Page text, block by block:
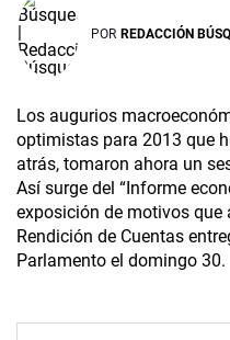
POR REDACCIÓN
Los augurios
optimistas para 2013 que
atrás, tomaron ahora un
Así surge del “Informe
exposición de motivos que
Rendición de Cuentas
Parlamento el domingo 30.